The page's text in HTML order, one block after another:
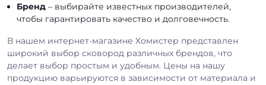
Бренд – выбирайте известных производителей,
чтобы гарантировать качество и долговечность.
В нашем интернет-магазине Хомистер представлен
широкий выбор сковород различных брендов, что
делает выбор простым и удобным. Цены на нашу
продукцию варьируются в зависимости от материала и